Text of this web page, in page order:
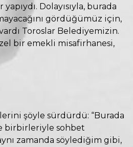
Dolayısıyla, burada
gördüğümüz için,
Toroslar Belediyemizin.
bir emekli misafirhanesi,
şöyle sürdürdü: “Burada
birbirleriyle sohbet
zamanda söylediğim gibi,